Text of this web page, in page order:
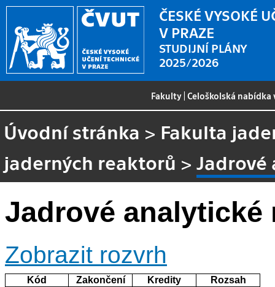
ČESKÉ VYSOKÉ
V PRAZE
STUDIJNÍ PLÁNY
2025/2026
Fakulty |Celoškolská
Úvodní stránka > Fakulta
jaderných reaktorů >
Jadrové analytické
Zobrazit rozvrh
Kód Zakončení Kredity
Rozsah